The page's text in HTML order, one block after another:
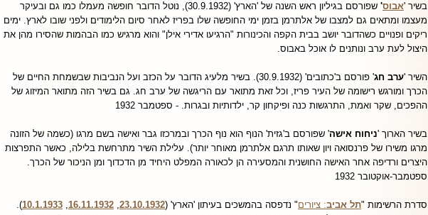
בשיר 'אבוס'
שפורסם בגיליון ראש השנה של 'הארץ' (30.9.1932), נוטל הדובר חופשה מעמלו כמו גם ובעיקר
מעצמו ומתאים גם למצבו של אלתרמן בזמן ימי החופשה שלו בפריז לאחר סיום הלימודים ולפני שובו לארץ. ימים
ריקים ופנויים כשהדובר יושב בבית הקפה והכינורות "הרגיעו אדירי אילן" והוא מרגיש כמו הבהמות שהסירו מהן את
היצול לעת ערב ונותנים לו אוכל באבוס.
השיר 'ערב חג
' פורסם ב'כתובים' (30.9.1932). בשיר מלעיג הדובר על הכזב ועל הנביבות שבשמחת החיים של
הכרך ומורגש רישומה של העיר פריז, וכל זאת מתואר עם הריגשה של ערב חג. גם בשיר הזה מתואר המיזוג של
ההפכים, שקר ואמת, התרגשות כנה ופיקחון קר, ילדותיות ובגרות. - ספטמבר 1932
בשיר הארוך 'ניחוח אישה' שפורסם ב'גזית' הנוף הוא נוף הכרך ובמרכזו גבר ואישה בשם מרגו (כשמה של הזונה
מרגו משירו של פרנסואה ויון שאותו תרגם אלתרמן מאוחר יותר). עלילת השיר מתרחשת בלילה, כאשר התפרצות
היצרים ורדיפה אחר האישה החושנית והמסעירה הן לכאורה המפלט היחיד מן הדכדוך ומן הניכור של הכרך.
ספטמבר-אוקטובר 1932
סדרת הרשימות "תל אביב: ציורים" נדפסה בהמשכים בעיתון 'הארץ' (23.10.1932
,
16.11.1932
,
10.1.1933
).